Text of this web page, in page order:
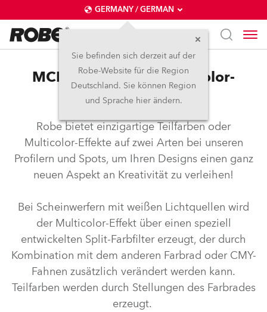
GERMANY / GERMAN
Sie befinden sich derzeit auf der
Robe-Website für die Region
Deutschland. Sie können Region
und Sprache hier ändern.
MCE™ – Split- und Multicolor-
Effekte
Robe bietet einzigartige Teilfarben oder
Multicolor-Effekte auf zwei Arten bei unseren
Profilern und Spots, um Ihren Designs einen ganz
neuen Aspekt an Kreativität zu verleihen!
Bei Scheinwerfern mit weißen Lichtquellen wird
der Multicolor-Effekt über einen speziell
entwickelten Split-Farbfilter erzeugt, der durch
Kombination mit dem anderen Farbrad oder CMY-
Fahnen zusätzlich verändert werden kann.
Teilfarben werden durch Stellungen des Farbrades
erzeugt.